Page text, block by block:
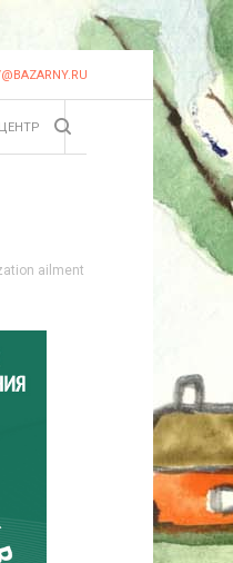
ЦЕНТР
ailment